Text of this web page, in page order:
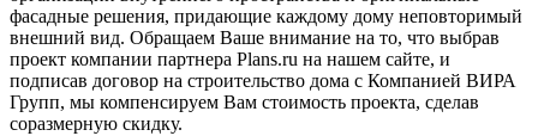
фасадные решения, придающие каждому дому неповторимый
внешний вид. Обращаем Ваше внимание на то, что выбрав
проект компании партнера Plans.ru на нашем сайте, и
подписав договор на строительство дома с Компанией ВИРА
Групп, мы компенсируем Вам стоимость проекта, сделав
соразмерную скидку.